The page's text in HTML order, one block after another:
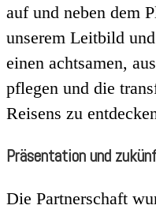
auf und neben dem
unserem Leitbild
einen achtsamen,
pflegen und die
Reisens zu
Präsentation und
Die Partnerschaft